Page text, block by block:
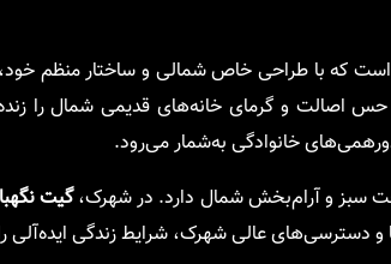
است که با طراحی خاص شمالی و ساختار منظم خود،
اصالت و گرمای خانه‌های قدیمی شمال را
خانوادگی به‌شمار می‌رود.
سبز و آرام‌بخش شمال دارد. در شهرک،گیت نگهبانی 24 ساعته
عالی شهرک، شرایط زندگی ایده‌آلی